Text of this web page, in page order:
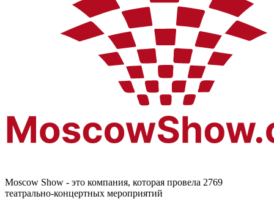
Moscow Show - это компания, которая провела 2769
театрально-концертных мероприятий